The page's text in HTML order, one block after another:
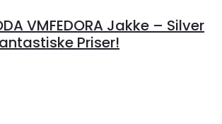
VMFEDORA Jakke – Silver
Priser!